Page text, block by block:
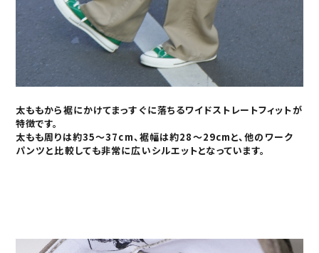
太ももから裾にかけてまっすぐに落ちるワイドストレートフィットが
特徴です。
太もも周りは約35～37cm、裾幅は約28～29cmと、他のワーク
パンツと比較しても非常に広いシルエットとなっています。